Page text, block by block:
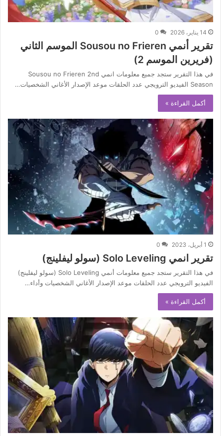
14 يناير، 2026 0
تقرير أنمي Sousou no Frieren الموسم الثاني
(فريرين الموسم 2)
في هذا التقرير ستجد جميع معلومات انمي Sousou no Frieren 2nd
Season الفيديو الترويجي عدد الحلقات موعد الإصدار الأغاني الشخصيات…
أكمل القراءة »
1 أبريل، 2023 0
تقرير انمي Solo Leveling (سولو ليفلينج)
في هذا التقرير ستجد جميع معلومات أنمي Solo Leveling (سولو ليفلينج)
الفيديو الترويجي عدد الحلقات موعد الإصدار الأغاني الشخصيات وأداء…
أكمل القراءة »